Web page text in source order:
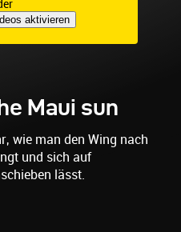
aktivieren
Maui sun
wie man den Wing nach
und sich auf
lässt.